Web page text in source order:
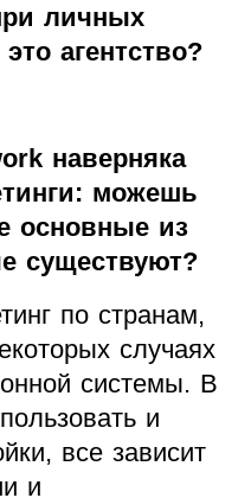
личных
агентство?
наверняка
можешь
основные из
существуют?
по странам,
случаях
системы. В
и
все зависит
и